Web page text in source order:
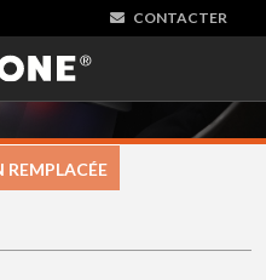
CONTACTER
REMPLACÉE